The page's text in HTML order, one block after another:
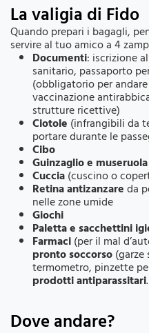
La valigia di Fido
Quando prepari i bagagli,
servire al tuo amico a 4
Documenti: iscrizione
sanitario, passaporto
(obbligatorio per
vaccinazione
strutture ricettive)
Ciotole (infrangibili da
portare durante le
Cibo
Guinzaglio e museruola
Cuccia(cuscino o
Retina antizanzareda
nelle zone umide
Giochi
Paletta e sacchettini
Farmaci(per il mal
pronto soccorso
termometro, pinzette
prodotti antiparassitari.
Dove andare?